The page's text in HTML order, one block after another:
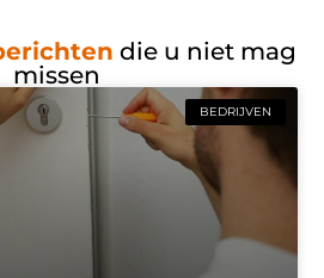
die u niet mag
missen
BEDRIJVEN